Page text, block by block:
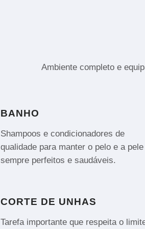
Ambiente completo e
BANHO
Shampoos e condicionadores de
qualidade para manter o pelo e a pele
sempre perfeitos e saudáveis.
CORTE DE UNHAS
Tarefa importante que respeita o